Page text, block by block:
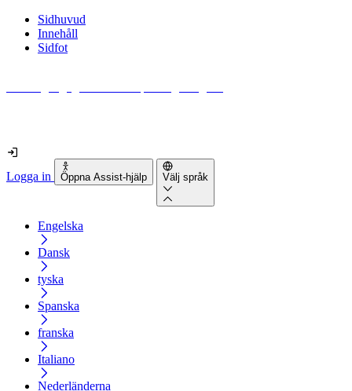
Sidhuvud
Innehåll
Sidfot
Logga in Öppna Assist-hjälp Välj språk
Engelska
Dansk
tyska
Spanska
franska
Italiano
Nederländerna